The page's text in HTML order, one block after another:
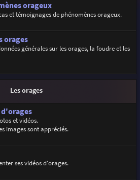
orageux
et témoignages de phénomènes orageux.
orages
générales sur les orages, la foudre et les
Les orages
et vidéos.
images sont appréciés.
ses vidéos d'orages.